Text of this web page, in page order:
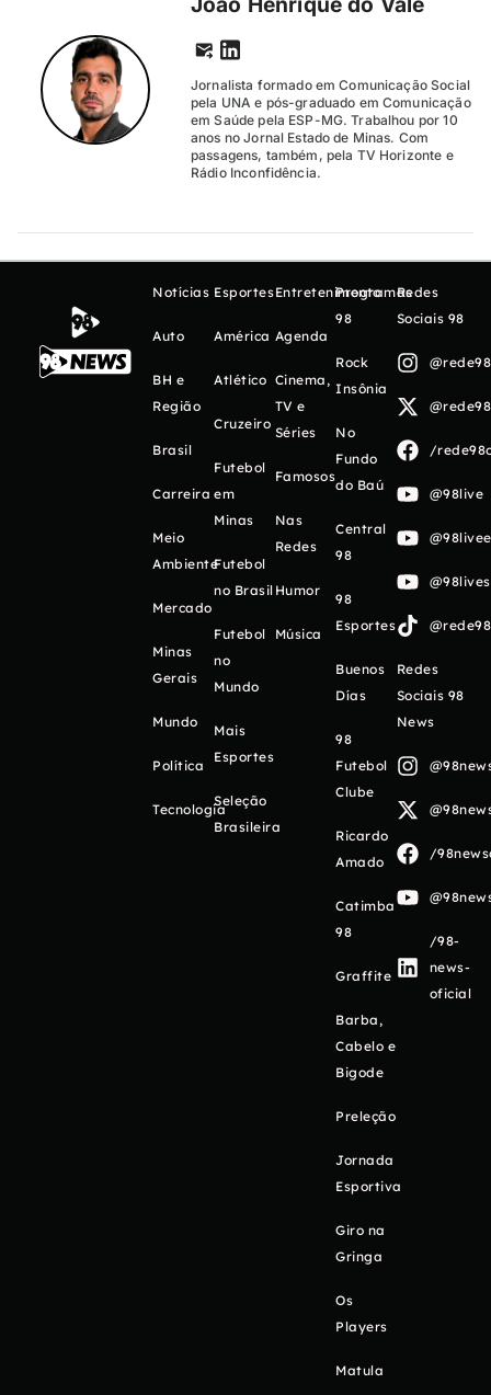
Jornalista formado em Comunicação Social
pela UNA e pós-graduado em Comunicação
em Saúde pela ESP-MG. Trabalhou por 10
anos no Jornal Estado de Minas. Com
passagens, também, pela TV Horizonte e
Rádio Inconfidência.
Notícias
Auto
BH e
Região
Brasil
Carreira
Meio
Ambiente
Mercado
Minas
Gerais
Mundo
Política
Tecnologia
Esportes
América
Atlético
Cruzeiro
Futebol
em
Minas
Futebol
no Brasil
Futebol
no
Mundo
Mais
Esportes
Seleção
Brasileira
Entretenimento
Agenda
Cinema,
TV e
Séries
Famosos
Nas
Redes
Humor
Música
Programas
98
Rock
Insônia
No
Fundo
do Baú
Central
98
98
Esportes
Buenos
Días
98
Futebol
Clube
Ricardo
Amado
Catimba
98
Graffite
Barba,
Cabelo e
Bigode
Preleção
Jornada
Esportiva
Giro na
Gringa
Os
Players
Matula
Redes
Sociais 98
/
@98live
Redes
Sociais 98
News
/
/98-
news-
oficial